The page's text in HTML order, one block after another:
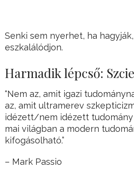
Senki sem nyerhet, ha
eszkalálódjon.
Harmadik lépcső:
“Nem az, amit igazi
az, amit ultramerev
idézett/nem idézett tudomány
mai világban a modern
kifogásolható.”
– Mark Passio